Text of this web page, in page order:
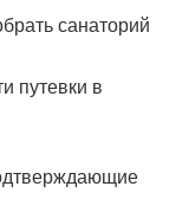
санаторий
путевки в